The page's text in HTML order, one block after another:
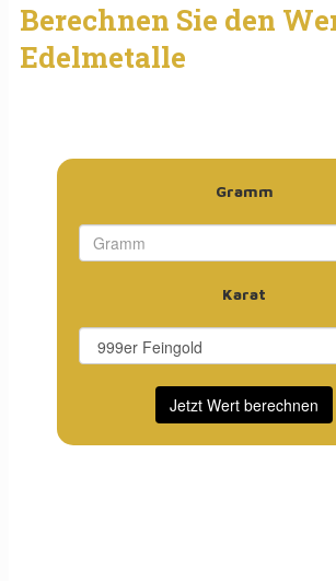
Berechnen Sie den
Edelmetalle